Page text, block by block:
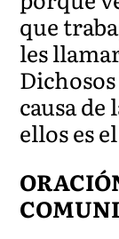
que
les
causa
ellos es